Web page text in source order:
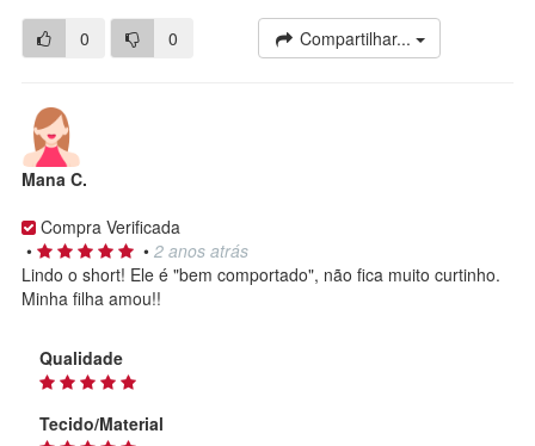
0 0 Compartilhar...
Mana C.
Compra Verificada
•
• 2 anos atrás
Lindo o short! Ele é "bem comportado", não fica muito curtinho.
Minha filha amou!!
Qualidade
Tecido/Material